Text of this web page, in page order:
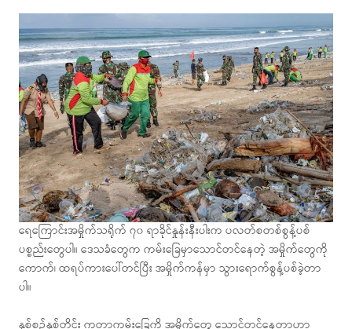
ရေကြောင်းအမှိုက်သရိုက် ၇၀ ရာခိုင်နှုန်းနီးပါးက ပလတ်စတစ်စွန့်ပစ်
ပစ္စည်းတွေပါ။ ဒေသခံတွေက ကမ်းခြေမှာသောင်တင်နေတဲ့ အမှိုက်တွေကို
ကောက်၊ ထရပ်ကားပေါ်တင်ပြီး အမှိုက်ကန်မှာ သွားရောက်စွန့်ပစ်ခဲ့တာ
ပါ။